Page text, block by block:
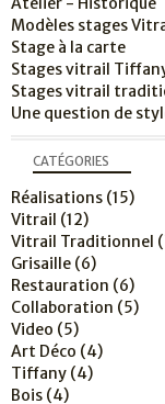
Modèles stages
Stage à la carte
Stages vitrail
Stages vitrail
Une question de
CATÉGORIES
Réalisations (15)
Vitrail (12)
Vitrail Traditionnel
Grisaille (6)
Restauration (6)
Collaboration (5)
Video (5)
Art Déco (4)
Tiffany (4)
Bois (4)